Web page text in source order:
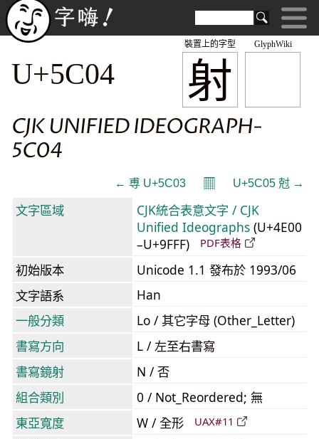
GlyphWiki
射
裝置上的字型
U+5C04
CJK UNIFIED IDEOGRAPH-
5C04
← 尃 U+5C03 𝄜 U+5C05 尅 →
文字區域
CJK統合表意文字 / CJK
Unified Ideographs (U+4E00
–U+9FFF)
PDF表格
初始版本
Unicode 1.1 發布於 1993/06
文字語系
Han
一般分類
Lo / 其它字母 (Other_Letter)
書寫方向
L / 左至右書寫
書寫鏡射
N / 否
組合類別
0 / Not_Reordered; 無
東亞寬度
W / 全形 UAX#11